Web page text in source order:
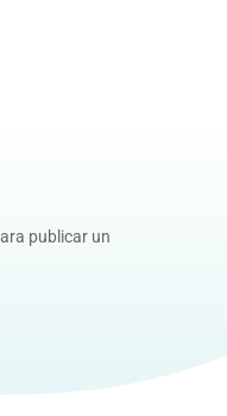
publicar un